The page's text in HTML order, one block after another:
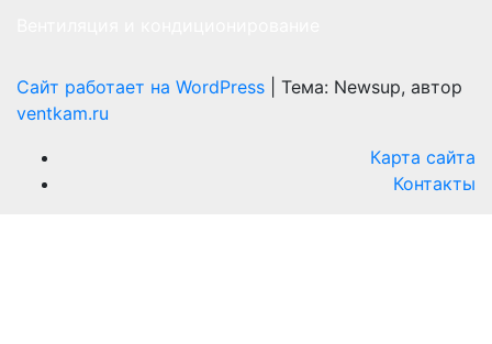
Сайт работает на WordPress
Тема: Newsup, автор
ventkam.ru
Карта сайта
Контакты